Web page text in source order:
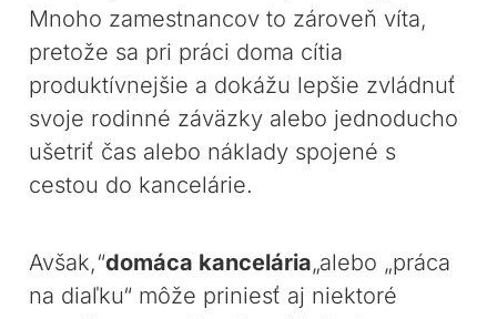
Mnoho zamestnancov to zároveň víta,
pretože sa pri práci doma cítia
produktívnejšie a dokážu lepšie zvládnuť
svoje rodinné záväzky alebo jednoducho
ušetriť čas alebo náklady spojené s
cestou do kancelárie.
Avšak,“domáca kancelária„alebo „práca
na diaľku“ môže priniesť aj niektoré